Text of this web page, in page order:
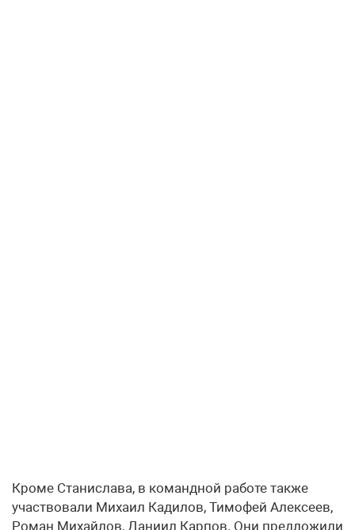
Кроме Станислава, в командной работе также
участвовали Михаил Кадилов, Тимофей Алексеев,
Роман Михайлов, Даниил Карпов. Они предложили